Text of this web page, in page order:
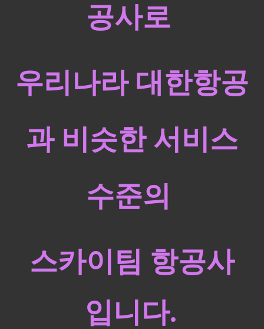
공사로
우리나라 대한항공
과 비슷한 서비스
수준의
스카이팀 항공사
입니다.